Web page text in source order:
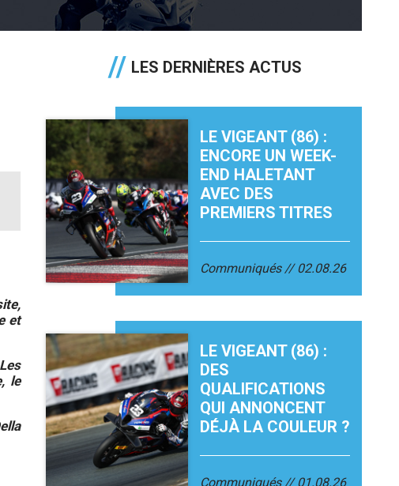
et
le
LES DERNIÈRES ACTUS
LE VIGEANT (86) :
ENCORE UN WEEK-
END HALETANT
AVEC DES
PREMIERS TITRES
Communiqués 02.08.26
LE VIGEANT (86) :
DES
QUALIFICATIONS
QUI ANNONCENT
DÉJÀ LA COULEUR ?
Communiqués 01.08.26